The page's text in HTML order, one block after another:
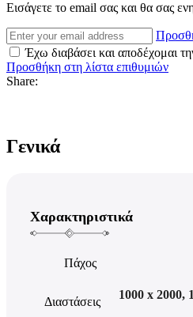
Εισάγετε το email σας και θα σας
Έχω διαβάσει και αποδέχομαι
Προσθήκη στη λίστα επιθυμιών
Share:
Γενικά
Χαρακτηριστικά
Πάχος
Διαστάσεις
1000 x 2000,